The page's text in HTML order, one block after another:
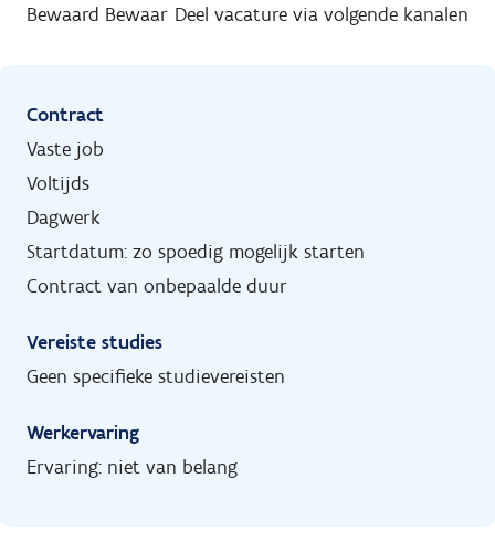
Bewaard Bewaar Deel vacature via volgende kanalen
Contract
Vaste job
Voltijds
Dagwerk
Startdatum: zo spoedig mogelijk starten
Contract van onbepaalde duur
Vereiste studies
Geen specifieke studievereisten
Werkervaring
Ervaring: niet van belang